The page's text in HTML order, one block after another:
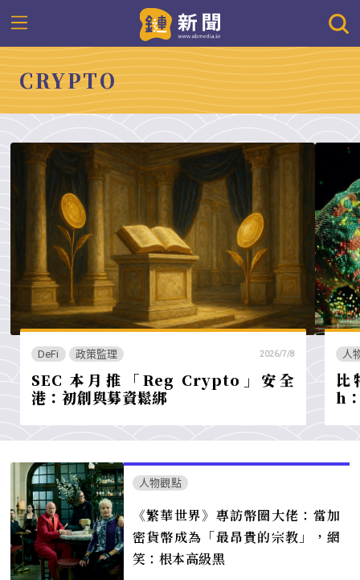
CRYPTO
DeFi 政策監理 2026/7/8
SEC 本月推「Reg Crypto」安全
港：初創與募資鬆綁
人
比
h
人物觀點
《繁華世界》專訪幣圈大佬：當加
密貨幣成為「最昂貴的宗教」，網
笑：根本高級黑